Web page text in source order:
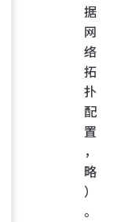
据
网
络
拓
扑
配
置
，
略
）
。